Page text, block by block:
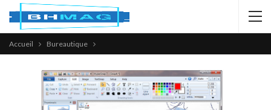
Accueil Bureautique